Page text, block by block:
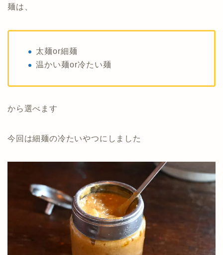
麺は、
太麺or細麺
温かい麺or冷たい麺
から選べます
今回は細麺の冷たいやつにしました